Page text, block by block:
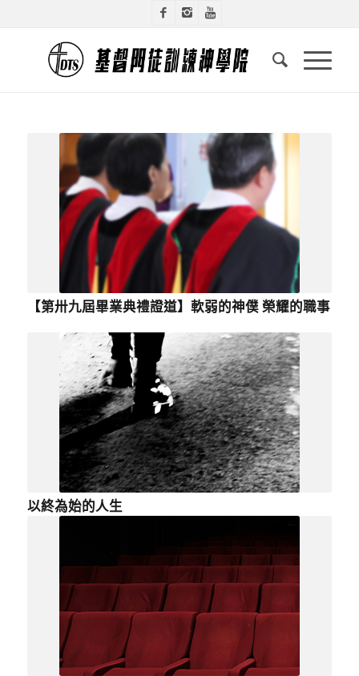
【第卅九屆畢業典禮證道】軟弱的神僕 榮耀的職事
以終為始的人生